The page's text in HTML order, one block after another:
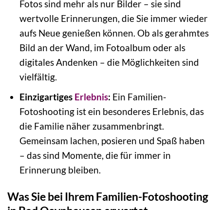
Fotos sind mehr als nur Bilder – sie sind
wertvolle Erinnerungen, die Sie immer wieder
aufs Neue genießen können. Ob als gerahmtes
Bild an der Wand, im Fotoalbum oder als
digitales Andenken – die Möglichkeiten sind
vielfältig.
Einzigartiges Erlebnis: Ein Familien-
Fotoshooting ist ein besonderes Erlebnis, das
die Familie näher zusammenbringt.
Gemeinsam lachen, posieren und Spaß haben
– das sind Momente, die für immer in
Erinnerung bleiben.
Was Sie bei Ihrem Familien-Fotoshooting